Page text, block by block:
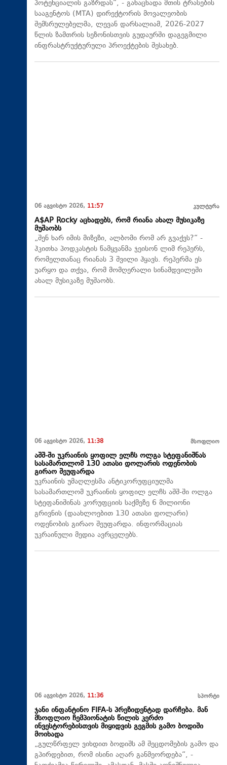
პოტენციალის გაზრდას“, - განაცხადა მთის ტრასების
სააგენტოს (MTA) დირექტორის მოვალეობის
შემსრულებელმა, ლევან დარსალიამ, 2026-2027
წლის ზამთრის სეზონისთვის გუდაურში დაგეგმილი
ინფრასტრუქტურული პროექტების შესახებ.
06 აგვისტო 2026, 11:57 კულტურა
A$AP Rocky აცხადებს, რომ რიანა ახალ მუსიკაზე
მუშაობს
„შენ ხარ იმის მიზეზი, ალბომი რომ არ გვაქვს?“ -
ჰკითხა პოდკასტის წამყვანმა ჯეისონ ლიმ რეპერს,
რომელთანაც რიანას 3 შვილი ჰყავს. რეპერმა ეს
უარყო და თქვა, რომ მომღერალი სინამდვილეში
ახალ მუსიკაზე მუშაობს.
06 აგვისტო 2026, 11:38 მსოფლიო
აშშ-ში უკრაინის ყოფილ ელჩს ოლგა სტეფანიშნას
სასამართლომ 130 ათასი დოლარის ოდენობის
გირაო შეუფარდა
უკრაინის უმაღლესმა ანტიკორუფციულმა
სასამართლომ უკრაინის ყოფილ ელჩს აშშ-ში ოლგა
სტეფანიშინას კორუფციის საქმეზე 6 მილიონი
გრივნის (დაახლოებით 130 ათასი დოლარი)
ოდენობის გირაო შეუფარდა. ინფორმაციას
უკრაინული მედია ავრცელებს.
06 აგვისტო 2026, 11:36 სპორტი
ჯანი ინფანტინო FIFA-ს პრეზიდენტად დარჩება. მან
მსოფლიო ჩემპიონატის წილის კერძო
ინვესტორებისთვის მიყიდვის გეგმის გამო ბოდიში
მოიხადა
„გულწრფელ ვიხდით ბოდიშს ამ შეცდომების გამო და
გპირდებით, რომ ისინი აღარ განმეორდება“, -